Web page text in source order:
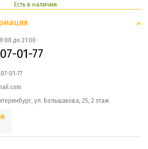
Есть в наличии
до 21:00
01-77
01-77
ул. Большакова, 25, 2 этаж